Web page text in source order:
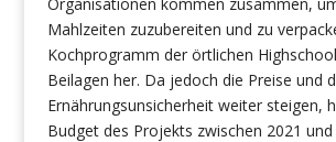
Mahlzeiten zuzubereiten und zu
Kochprogramm der örtlichen
Beilagen her. Da jedoch die Preise und
Ernährungsunsicherheit weiter steigen,
Budget des Projekts zwischen 2021